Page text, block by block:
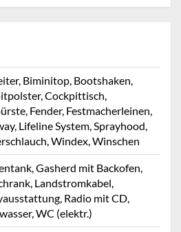
Biminitop, Bootshaken,
Cockpittisch,
Fender, Festmacherleinen,
Lifeline System, Sprayhood,
Windex, Winschen
Gasherd mit Backofen,
Landstromkabel,
Radio mit CD,
WC (elektr.)